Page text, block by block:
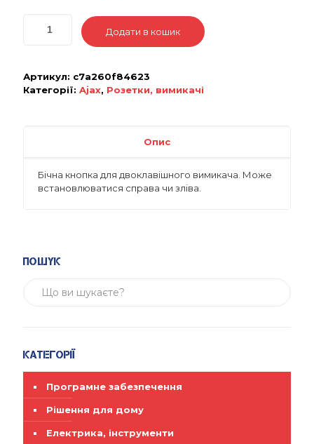
Додати в кошик
Артикул: c7a260f84623
Категорії: Ajax, Розетки, вимикачі
Опис
Бічна кнопка для двоклавішного вимикача. Може
встановлюватися справа чи зліва.
Пошук
Категорії
Програмне забезпечення
Рішення для дому
Електрика, інструменти